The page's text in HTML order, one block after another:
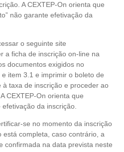
A CEXTEP-On orienta que
não garante efetivação da
o seguinte site
a ficha de inscrição on-line na
documentos exigidos no
item 3.1 e imprimir o boleto de
taxa de inscrição e proceder ao
CEXTEP-On orienta que
da inscrição.
se no momento da inscrição
completa, caso contrário, a
confirmada na data prevista neste